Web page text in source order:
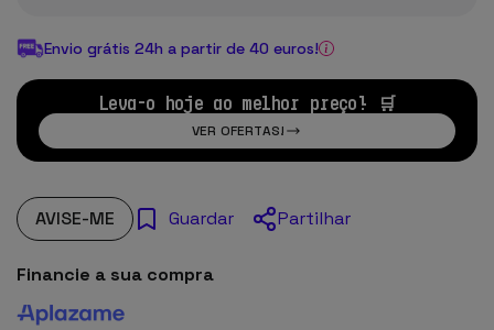
Envio grátis 24h a partir de 40 euros!
Leva-o hoje ao melhor preço! 🛒
VER OFERTAS!
AVISE-ME Guardar Partilhar
Financie a sua compra